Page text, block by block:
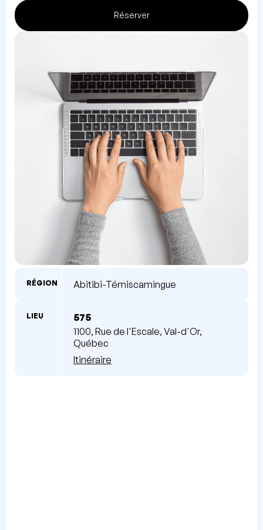
Réserver
RÉGION Abitibi-Témiscamingue
LIEU
575
1100, Rue de l'Escale, Val-d'Or,
Québec
Itinéraire